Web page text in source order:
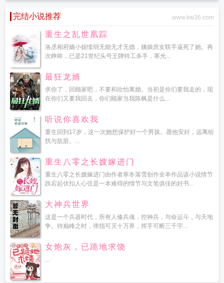
完结小说推荐 www.kw36.com
重生之乱世凰踪
洛丞相府嫡小姐懦弱无能无才无德，姨娘庶女联手逼死了她。再
次睁眸，已是21世纪头号王牌特工杀手，寒光...
最狂龙婿
求你了，回顾家吧，不要和欣怡离婚。当初是你们要我走的，现
在你们又要我回去，你们顾家当我陈枫是什么...
听说你喜欢我
重生回到17岁，这一次她想保护好一个男孩。愿他安好，远离纷
扰与肮脏。...
重生八零之长嫂嫁进门
重生八零之长嫂嫁进门由作者寒冬落雪创作全本作品该小说情节
跌宕起伏扣人心弦是一本难得的情节与文笔俱佳的好书...
大神兵世界
这是一个兵器时代，所有人修兵魂，控神兵，与命运斗，与天地
争。待巅峰之时，弹指可灭十万界，挥手可断三千宇...
女炮灰，已跪地求饶
...